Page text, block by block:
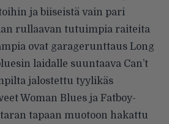
ja biiseistä vain pari
rullaavan tutuimpia raiteita
ovat garagerunttaus Long
laidalle suuntaava Can’t
jalostettu tyylikäs
Woman Blues ja Fatboy-
tapaan muotoon hakattu